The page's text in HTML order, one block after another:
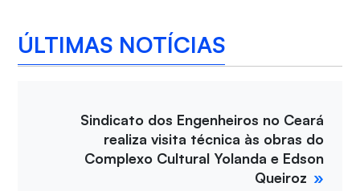
ÚLTIMAS NOTÍCIAS
Sindicato dos Engenheiros no Ceará
realiza visita técnica às obras do
Complexo Cultural Yolanda e Edson
Queiroz